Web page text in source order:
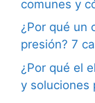
comunes y
¿Por qué un
presión? 7
¿Por qué el
y soluciones